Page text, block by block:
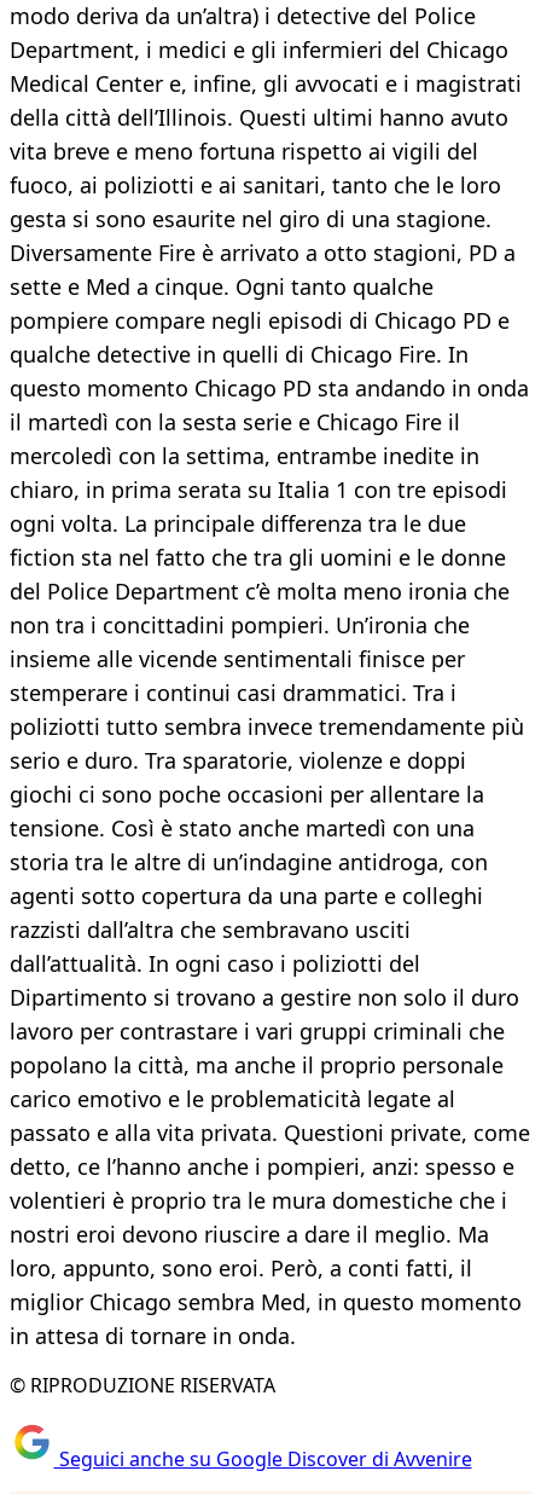
modo deriva da un’altra) i detective del Police
Department, i medici e gli infermieri del Chicago
Medical Center e, infine, gli avvocati e i magistrati
della città dell’Illinois. Questi ultimi hanno avuto
vita breve e meno fortuna rispetto ai vigili del
fuoco, ai poliziotti e ai sanitari, tanto che le loro
gesta si sono esaurite nel giro di una stagione.
Diversamente Fire è arrivato a otto stagioni, PD a
sette e Med a cinque. Ogni tanto qualche
pompiere compare negli episodi di Chicago PD e
qualche detective in quelli di Chicago Fire. In
questo momento Chicago PD sta andando in onda
il martedì con la sesta serie e Chicago Fire il
mercoledì con la settima, entrambe inedite in
chiaro, in prima serata su Italia 1 con tre episodi
ogni volta. La principale differenza tra le due
fiction sta nel fatto che tra gli uomini e le donne
del Police Department c’è molta meno ironia che
non tra i concittadini pompieri. Un’ironia che
insieme alle vicende sentimentali finisce per
stemperare i continui casi drammatici. Tra i
poliziotti tutto sembra invece tremendamente più
serio e duro. Tra sparatorie, violenze e doppi
giochi ci sono poche occasioni per allentare la
tensione. Così è stato anche martedì con una
storia tra le altre di un’indagine antidroga, con
agenti sotto copertura da una parte e colleghi
razzisti dall’altra che sembravano usciti
dall’attualità. In ogni caso i poliziotti del
Dipartimento si trovano a gestire non solo il duro
lavoro per contrastare i vari gruppi criminali che
popolano la città, ma anche il proprio personale
carico emotivo e le problematicità legate al
passato e alla vita privata. Questioni private, come
detto, ce l’hanno anche i pompieri, anzi: spesso e
volentieri è proprio tra le mura domestiche che i
nostri eroi devono riuscire a dare il meglio. Ma
loro, appunto, sono eroi. Però, a conti fatti, il
miglior Chicago sembra Med, in questo momento
in attesa di tornare in onda.
© RIPRODUZIONE RISERVATA
Seguici anche su Google Discover di Avvenire